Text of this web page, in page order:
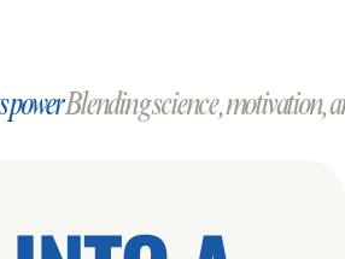
powerBlending science, motivation,